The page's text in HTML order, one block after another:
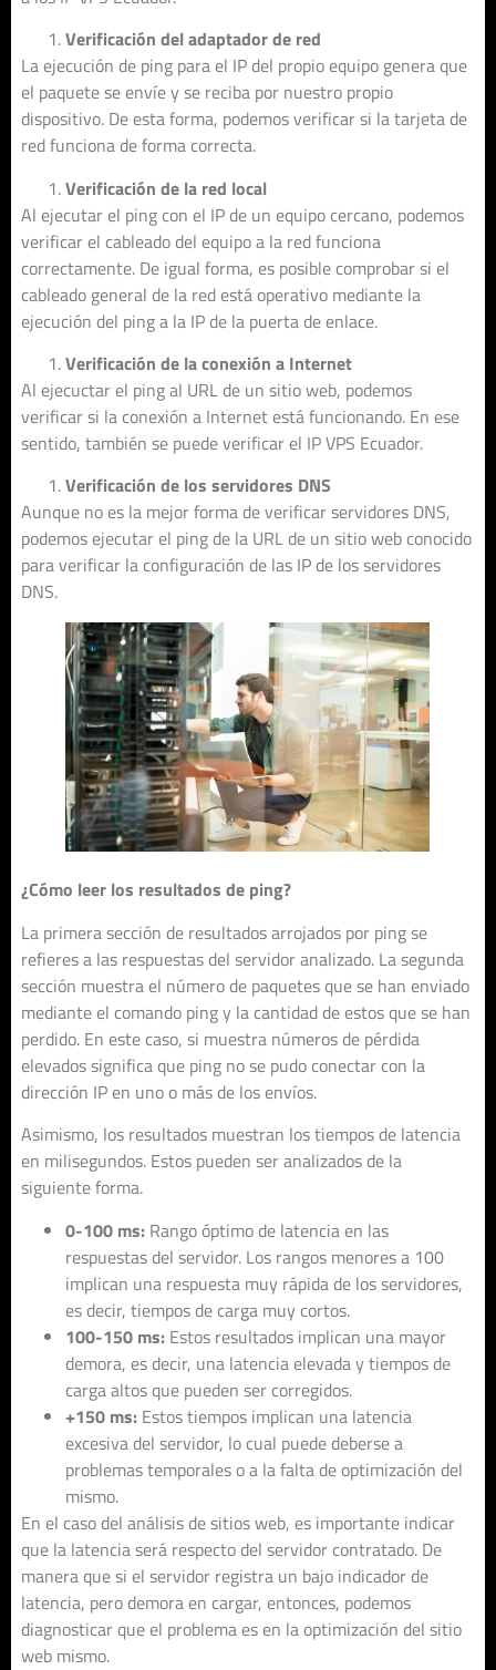
Verificación del adaptador de red
La ejecución de ping para el IP del propio equipo genera que
el paquete se envíe y se reciba por nuestro propio
dispositivo. De esta forma, podemos verificar si la tarjeta de
red funciona de forma correcta.
Verificación de la red local
Al ejecutar el ping con el IP de un equipo cercano, podemos
verificar el cableado del equipo a la red funciona
correctamente. De igual forma, es posible comprobar si el
cableado general de la red está operativo mediante la
ejecución del ping a la IP de la puerta de enlace.
Verificación de la conexión a Internet
Al ejecuctar el ping al URL de un sitio web, podemos
verificar si la conexión a Internet está funcionando. En ese
sentido, también se puede verificar el IP VPS Ecuador.
Verificación de los servidores DNS
Aunque no es la mejor forma de verificar servidores DNS,
podemos ejecutar el ping de la URL de un sitio web conocido
para verificar la configuración de las IP de los servidores
DNS.
¿Cómo leer los resultados de ping?
La primera sección de resultados arrojados por ping se
refieres a las respuestas del servidor analizado. La segunda
sección muestra el número de paquetes que se han enviado
mediante el comando ping y la cantidad de estos que se han
perdido. En este caso, si muestra números de pérdida
elevados significa que ping no se pudo conectar con la
dirección IP en uno o más de los envíos.
Asimismo, los resultados muestran los tiempos de latencia
en milisegundos. Estos pueden ser analizados de la
siguiente forma.
0-100 ms: Rango óptimo de latencia en las
respuestas del servidor. Los rangos menores a 100
implican una respuesta muy rápida de los servidores,
es decir, tiempos de carga muy cortos.
100-150 ms: Estos resultados implican una mayor
demora, es decir, una latencia elevada y tiempos de
carga altos que pueden ser corregidos.
+150 ms: Estos tiempos implican una latencia
excesiva del servidor, lo cual puede deberse a
problemas temporales o a la falta de optimización del
mismo.
En el caso del análisis de sitios web, es importante indicar
que la latencia será respecto del servidor contratado. De
manera que si el servidor registra un bajo indicador de
latencia, pero demora en cargar, entonces, podemos
diagnosticar que el problema es en la optimización del sitio
web mismo.